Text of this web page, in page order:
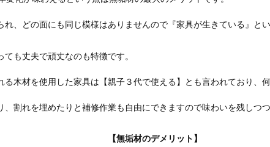
れ、どの面にも同じ模様はありませんので『家具が生きている』と
も丈夫で頑丈なのも特徴です。
木材を使用した家具は【親子３代で使える】とも言われており、
割れを埋めたりと補修作業も自由にできますので味わいを残しつつ
【無垢材のデメリット】